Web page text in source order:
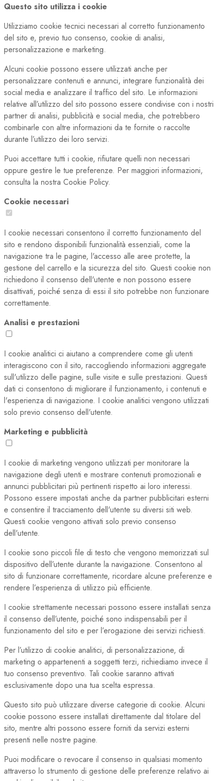
Questo sito utilizza i cookie
Utilizziamo cookie tecnici necessari al corretto funzionamento
del sito e, previo tuo consenso, cookie di analisi,
personalizzazione e marketing.
Alcuni cookie possono essere utilizzati anche per
personalizzare contenuti e annunci, integrare funzionalità dei
social media e analizzare il traffico del sito. Le informazioni
relative all’utilizzo del sito possono essere condivise con i nostri
partner di analisi, pubblicità e social media, che potrebbero
combinarle con altre informazioni da te fornite o raccolte
durante l’utilizzo dei loro servizi.
Puoi accettare tutti i cookie, rifiutare quelli non necessari
oppure gestire le tue preferenze. Per maggiori informazioni,
consulta la nostra Cookie Policy.
Cookie necessari
I cookie necessari consentono il corretto funzionamento del
sito e rendono disponibili funzionalità essenziali, come la
navigazione tra le pagine, l'accesso alle aree protette, la
gestione del carrello e la sicurezza del sito. Questi cookie non
richiedono il consenso dell'utente e non possono essere
disattivati, poiché senza di essi il sito potrebbe non funzionare
correttamente.
Analisi e prestazioni
I cookie analitici ci aiutano a comprendere come gli utenti
interagiscono con il sito, raccogliendo informazioni aggregate
sull'utilizzo delle pagine, sulle visite e sulle prestazioni. Questi
dati ci consentono di migliorare il funzionamento, i contenuti e
l'esperienza di navigazione. I cookie analitici vengono utilizzati
solo previo consenso dell'utente.
Marketing e pubblicità
I cookie di marketing vengono utilizzati per monitorare la
navigazione degli utenti e mostrare contenuti promozionali e
annunci pubblicitari più pertinenti rispetto ai loro interessi.
Possono essere impostati anche da partner pubblicitari esterni
e consentire il tracciamento dell'utente su diversi siti web.
Questi cookie vengono attivati solo previo consenso
dell'utente.
I cookie sono piccoli file di testo che vengono memorizzati sul
dispositivo dell’utente durante la navigazione. Consentono al
sito di funzionare correttamente, ricordare alcune preferenze e
rendere l’esperienza di utilizzo più efficiente.
I cookie strettamente necessari possono essere installati senza
il consenso dell’utente, poiché sono indispensabili per il
funzionamento del sito e per l’erogazione dei servizi richiesti.
Per l’utilizzo di cookie analitici, di personalizzazione, di
marketing o appartenenti a soggetti terzi, richiediamo invece il
tuo consenso preventivo. Tali cookie saranno attivati
esclusivamente dopo una tua scelta espressa.
Questo sito può utilizzare diverse categorie di cookie. Alcuni
cookie possono essere installati direttamente dal titolare del
sito, mentre altri possono essere forniti da servizi esterni
presenti nelle nostre pagine.
Puoi modificare o revocare il consenso in qualsiasi momento
attraverso lo strumento di gestione delle preferenze relativo ai